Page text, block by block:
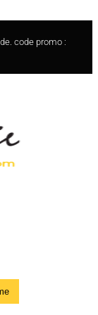
code promo :